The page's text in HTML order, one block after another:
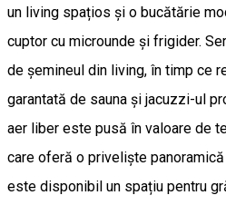
un living spațios și o bucătărie
cuptor cu microunde și frigider.
de șemineul din living, în timp ce
garantată de sauna și jacuzzi-ul
aer liber este pusă în valoare de
care oferă o priveliște
este disponibil un spațiu pentru